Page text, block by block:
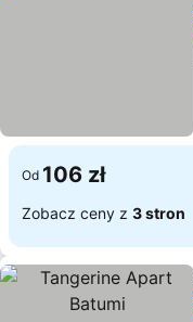
Od 106 zł
Zobacz ceny z 3 stron